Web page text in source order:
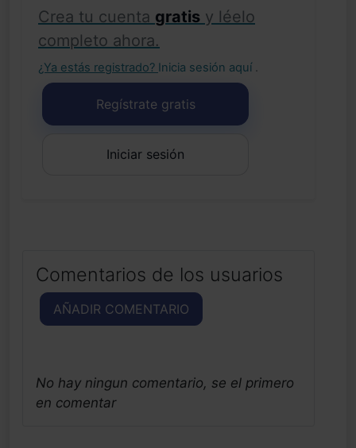
Crea tu cuenta gratis y léelo
completo ahora.
¿Ya estás registrado? Inicia sesión aquí .
Regístrate gratis
Iniciar sesión
Comentarios de los usuarios
AÑADIR COMENTARIO
No hay ningun comentario, se el primero
en comentar